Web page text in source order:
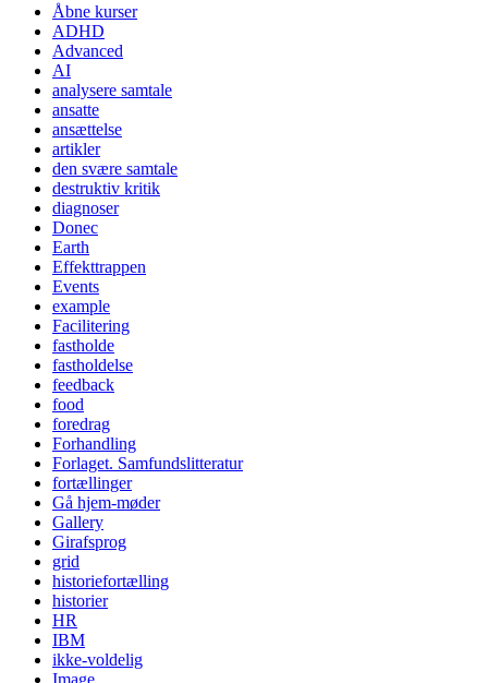
Åbne kurser
ADHD
Advanced
AI
analysere samtale
ansatte
ansættelse
artikler
den svære samtale
destruktiv kritik
diagnoser
Donec
Earth
Effekttrappen
Events
example
Facilitering
fastholde
fastholdelse
feedback
food
foredrag
Forhandling
Forlaget. Samfundslitteratur
fortællinger
Gå hjem-møder
Gallery
Girafsprog
grid
historiefortælling
historier
HR
IBM
ikke-voldelig
Image